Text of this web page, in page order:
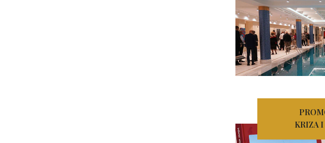
KRIZA I